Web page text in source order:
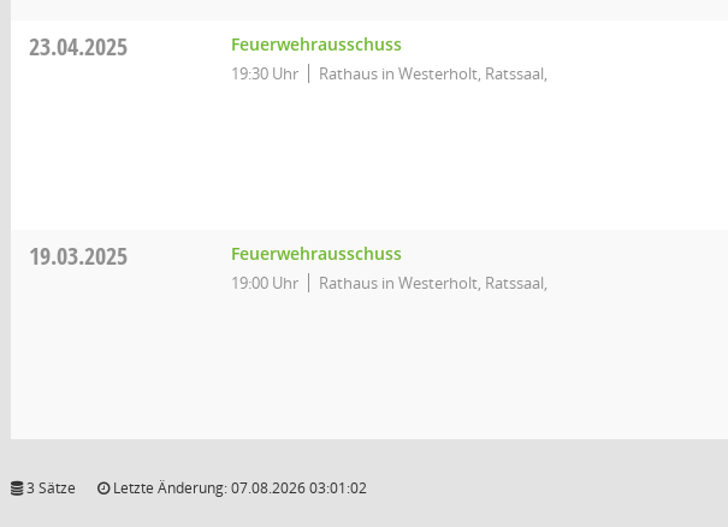
23.04.2025 Feuerwehrausschuss
19:30 Uhr Rathaus in Westerholt, Ratssaal,
19.03.2025 Feuerwehrausschuss
19:00 Uhr Rathaus in Westerholt, Ratssaal,
3 Sätze Letzte Änderung: 07.08.2026 03:01:02